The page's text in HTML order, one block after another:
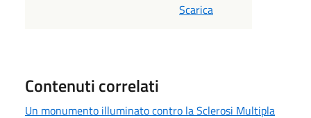
Scarica
Contenuti correlati
Un monumento illuminato contro la Sclerosi Multipla